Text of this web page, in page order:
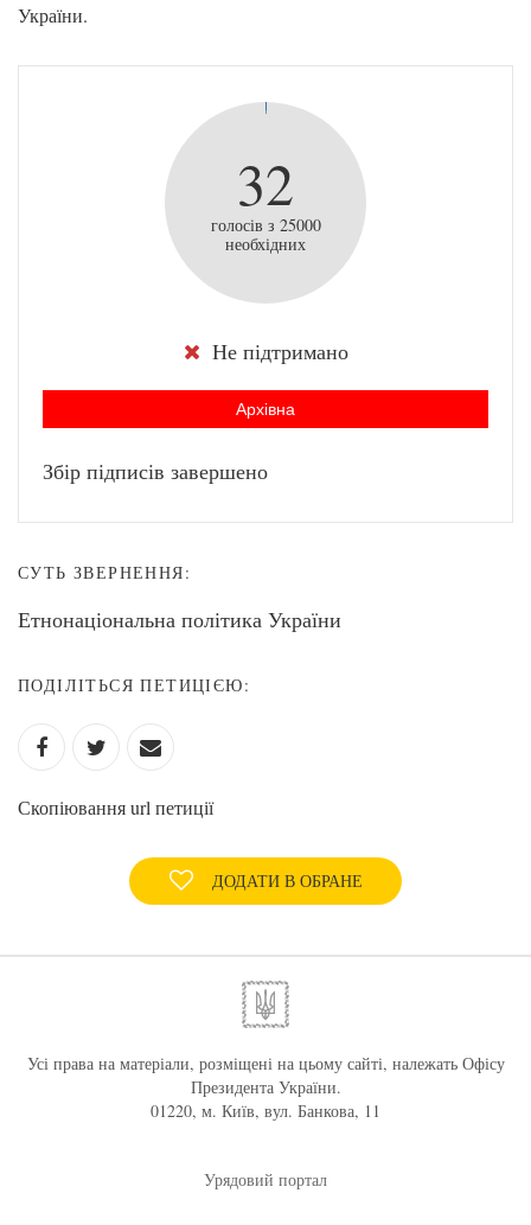
України.
32
голосів з 25000
необхідних
Не підтримано
Архівна
Збір підписів завершено
СУТЬ ЗВЕРНЕННЯ:
Етнонаціональна політика України
ПОДІЛІТЬСЯ ПЕТИЦІЄЮ:
Скопіювання url петиції
ДОДАТИ В ОБРАНЕ
Усі права на матеріали, розміщені на цьому сайті, належать Офісу
Президента України.
01220, м. Київ, вул. Банкова, 11
Урядовий портал